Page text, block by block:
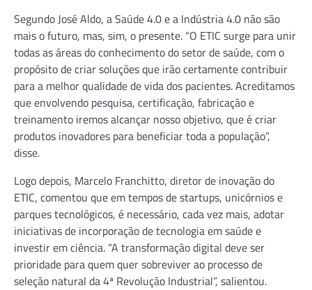
Segundo José Aldo, a Saúde 4.0 e a Indústria 4.0 não são
mais o futuro, mas, sim, o presente. “O ETIC surge para unir
todas as áreas do conhecimento do setor de saúde, com o
propósito de criar soluções que irão certamente contribuir
para a melhor qualidade de vida dos pacientes. Acreditamos
que envolvendo pesquisa, certificação, fabricação e
treinamento iremos alcançar nosso objetivo, que é criar
produtos inovadores para beneficiar toda a população”,
disse.
Logo depois, Marcelo Franchitto, diretor de inovação do
ETIC, comentou que em tempos de startups, unicórnios e
parques tecnológicos, é necessário, cada vez mais, adotar
iniciativas de incorporação de tecnologia em saúde e
investir em ciência. “A transformação digital deve ser
prioridade para quem quer sobreviver ao processo de
seleção natural da 4ª Revolução Industrial”, salientou.